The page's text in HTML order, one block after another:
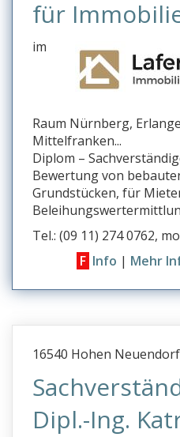
für
im
Raum Nürnberg,
Mittelfranken...
Diplom –
Bewertung von
Grundstücken, für
Tel.: (09 11) 274 0762,
F Info | Mehr
16540 Hohen Neuendorf
Dipl.-Ing.